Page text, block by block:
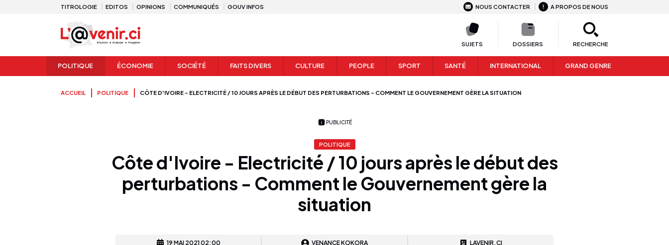
TITROLOGIE EDITOS OPINIONS COMMUNIQUÉS GOUV INFOS NOUS CONTACTER A PROPOS DE NOUS
SUJETS DOSSIERS RECHERCHE
POLITIQUE ÉCONOMIE SOCIÉTÉ FAITS DIVERS CULTURE PEOPLE SPORT SANTÉ INTERNATIONAL GRAND GENRE
ACCUEIL POLITIQUE CÔTE D'IVOIRE - ELECTRICITÉ / 10 JOURS APRÈS LE DÉBUT DES PERTURBATIONS - COMMENT LE GOUVERNEMENT GÈRE LA SITUATION
PUBLICITÉ
POLITIQUE
Côte d'Ivoire - Electricité / 10 jours après le début des
perturbations - Comment le Gouvernement gère la
situation
19 MAI 2021 02:00 VENANCE KOKORA LAVENIR.CI